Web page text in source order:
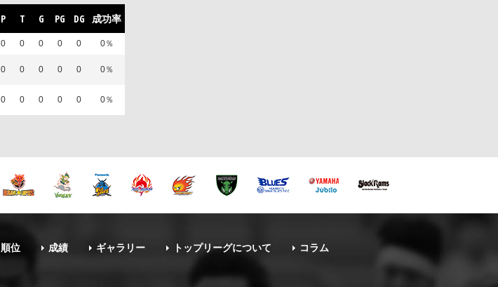
P T G PG DG 成功率
0 0 0 0 0 0％
0 0 0 0 0 0％
0 0 0 0 0 0％
順位 成績 ギャラリー トップリーグについて コラム